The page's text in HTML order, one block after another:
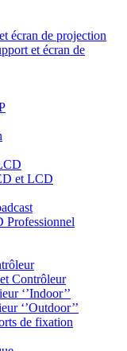
écran de projection
et écran de
et LCD
Contrôleur
‘’Indoor’’
‘’Outdoor’’
de fixation